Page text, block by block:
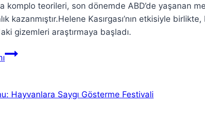
komplo teorileri, son dönemde ABD’de yaşanan
kazanmıştır.Helene Kasırgası’nın etkisiyle
gizemleri araştırmaya başladı.
Kasırga
Sosyal